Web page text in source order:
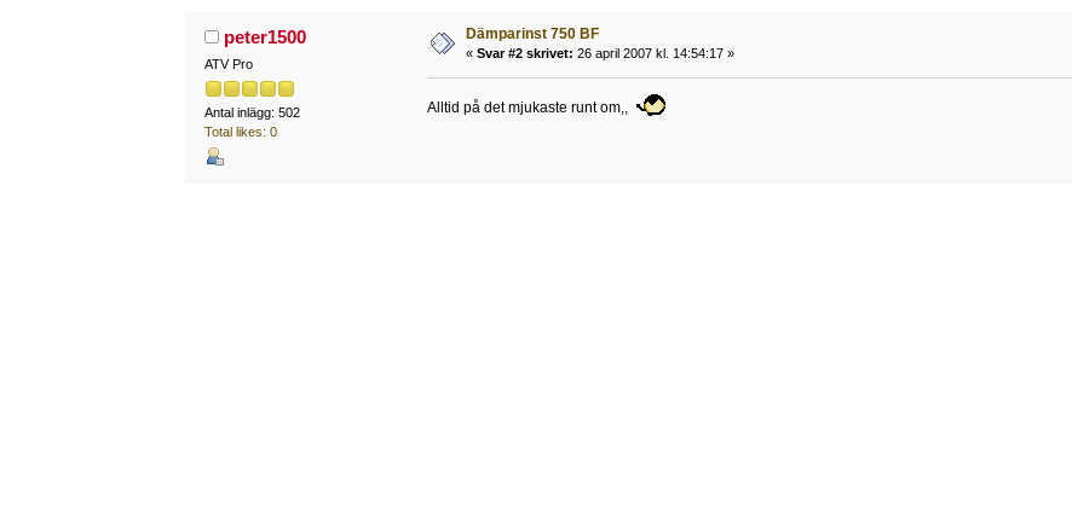
peter1500
ATV Pro
Antal inlägg: 502
Total likes: 0
Dämparinst 750 BF
« Svar #2 skrivet: 26 april 2007 kl. 14:54:17 »
Alltid på det mjukaste runt om,,